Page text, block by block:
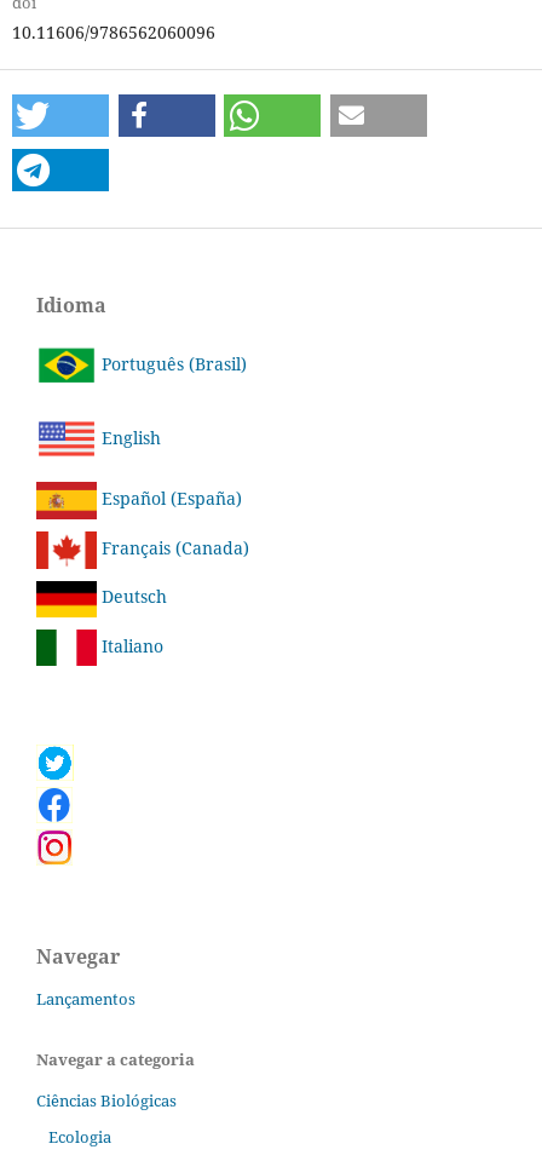
10.11606/9786562060096
Idioma
Português (Brasil)
English
Español (España)
Français (Canada)
Deutsch
Italiano
Navegar
Lançamentos
Navegar a categoria
Ciências Biológicas
Ecologia